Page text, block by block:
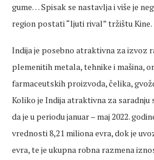
gume… Spisak se nastavlja i više je
region postati “ljuti rival” tržištu Kine.
Indija je posebno atraktivna za izvoz
plemenitih metala, tehnike i mašina,
farmaceutskih proizvoda, čelika,
Koliko je Indija atraktivna za saradnju
da je u periodu januar – maj 2022.
vrednosti 8,21 miliona evra, dok je
evra, te je ukupna robna razmena